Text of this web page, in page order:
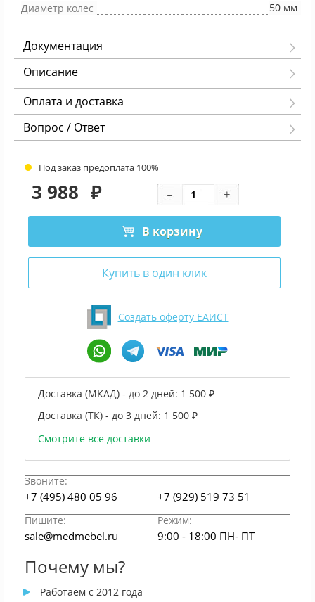
Диаметр колес
50 мм
Документация
Описание
Оплата и доставка
Вопрос / Ответ
Под заказ предоплата 100%
3 988 ₽
В корзину
Купить в один клик
Создать оферту ЕАИСТ
Доставка (МКАД) - до 2 дней: 1 500 ₽
Доставка (ТК) - до 3 дней: 1 500 ₽
Смотрите все доставки
Звоните:
+7 (495) 480 05 96 +7 (929) 519 73 51
Пишите: Режим:
sale@medmebel.ru 9:00 - 18:00 ПН- ПТ
Почему мы?
Работаем с 2012 года